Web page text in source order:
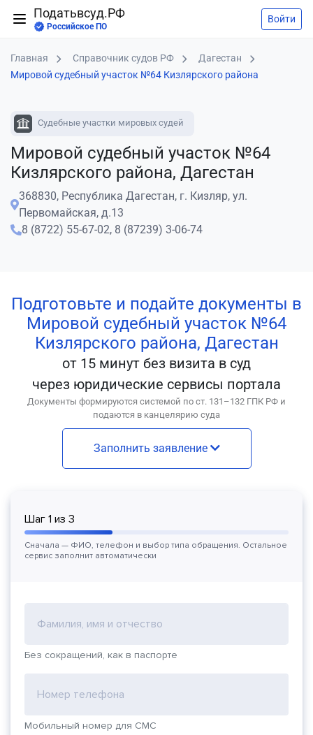
Податьвсуд.РФ
Российское ПО
Войти
Главная Справочник судов РФ
Дагестан
Мировой судебный участок №64 Кизлярского района
Судебные участки мировых судей
Мировой судебный участок №64
Кизлярского района, Дагестан
368830, Республика Дагестан, г. Кизляр, ул.
Первомайская, д.13
8 (8722) 55-67-02, 8 (87239) 3-06-74
Подготовьте и подайте документы в
Мировой судебный участок №64
Кизлярского района, Дагестан
от 15 минут без визита в суд
через юридические сервисы портала
Документы формируются системой по ст. 131–132 ГПК РФ и
подаются в канцелярию суда
Заполнить заявление
Шаг 1 из 3
Сначала — ФИО, телефон и выбор типа обращения. Остальное
сервис заполнит автоматически
Фамилия, имя и отчество
Без сокращений, как в паспорте
Номер телефона
Мобильный номер для СМС